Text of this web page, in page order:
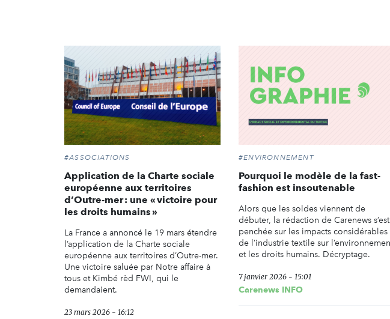
#ASSOCIATIONS
Application de la Charte sociale
européenne aux territoires
d’Outre-mer : une « victoire pour
les droits humains »
La France a annoncé le 19 mars étendre
l’application de la Charte sociale
européenne aux territoires d’Outre-mer.
Une victoire saluée par Notre affaire à
tous et Kimbé rèd FWI, qui le
demandaient.
23 mars 2026 - 16:12
#ENVIRONNEMENT
Pourquoi le modèle de la fast-
fashion est insoutenable
Alors que les soldes viennent de
débuter, la rédaction de Carenews s’est
penchée sur les impacts considérables
de l’industrie textile sur
et les droits humains. Décryptage.
7 janvier 2026 - 15:01
Carenews INFO